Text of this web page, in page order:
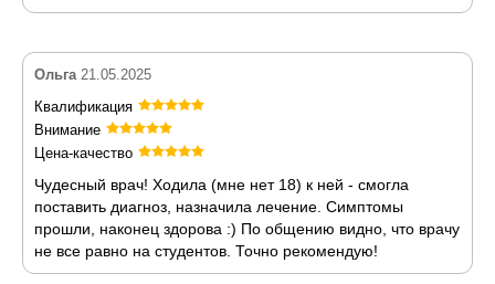
Ольга 21.05.2025
Квалификация
Внимание
Цена-качество
Чудесный врач! Ходила (мне нет 18) к ней - смогла
поставить диагноз, назначила лечение. Симптомы
прошли, наконец здорова :) По общению видно, что врачу
не все равно на студентов. Точно рекомендую!